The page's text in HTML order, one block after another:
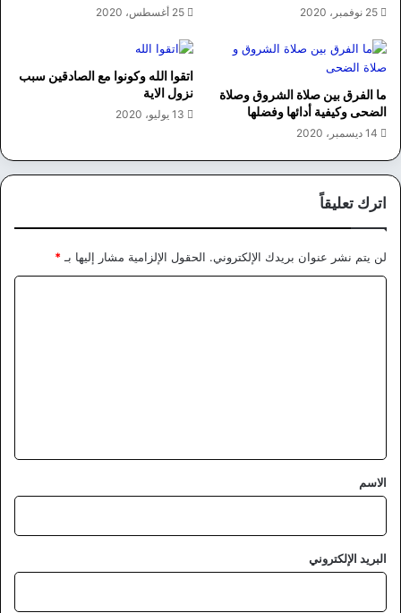
25 نوفمبر، 2020 25 أغسطس، 2020
ما الفرق بين صلاة الشروق وصلاة
الضحى وكيفية أدائها وفضلها
14 ديسمبر، 2020
اتقوا الله وكونوا مع الصادقين سبب
نزول الاية
13 يوليو، 2020
اترك تعليقاً
لن يتم نشر عنوان بريدك الإلكتروني. الحقول الإلزامية مشار إليها بـ*
*
الاسم
البريد الإلكتروني